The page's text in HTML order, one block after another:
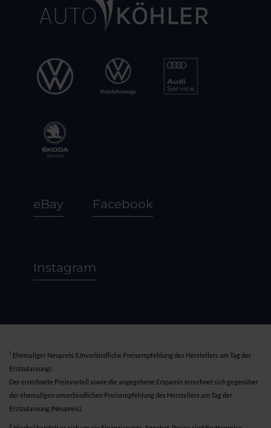
eBay Facebook
Instagram
1
Ehemaliger Neupreis (Unverbindliche Preisempfehlung des Herstellers am Tag der
Erstzulassung).
Der errechnete Preisvorteil sowie die angegebene Ersparnis errechnet sich gegenüber
der ehemaligen unverbindlichen Preisempfehlung des Herstellers am Tag der
Erstzulassung (Neupreis).
2